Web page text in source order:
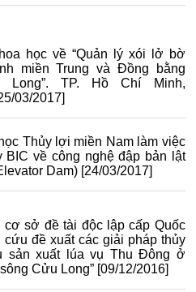
học về “Quản lý xói lở bờ
miền Trung và Đồng bằng
Long”. TP. Hồ Chí Minh,
03/2017]
Thủy lợi miền Nam làm việc
BIC về công nghệ đập bản lật
Dam) [24/03/2017]
cơ sở đề tài độc lập cấp Quốc
cứu đề xuất các giải pháp thủy
sản xuất lúa vụ Thu Đông ở
Cửu Long” [09/12/2016]